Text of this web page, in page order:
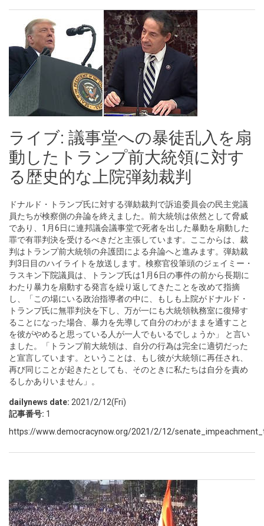
ライブ: 議事堂への暴徒乱入を扇
動したトランプ前大統領に対す
る歴史的な上院弾劾裁判
ドナルド・トランプ氏に対する弾劾裁判で訴追委員会の民主党議
員たちが検察側の弁論を終えました。前大統領は依然として脅威
であり、1月6日に連邦議会議事堂で死者を出した暴動を扇動した
罪で有罪判決を受けるべきだと主張しています。ここからは、裁
判はトランプ前大統領の弁護団による弁論へと進みます。弾劾裁
判3日目のハイライトを放送します。検察官役筆頭のジェイミー・
ラスキン下院議員は、トランプ氏は1月6日の事件の前から長期に
わたり暴力を扇動する発言を繰り返してきたことを改めて指摘
し、「この場にいる政治指導者の中に、もしも上院がドナルド・
トランプ氏に無罪判決を下し、万が一にも大統領執務室に復帰す
ることになった場合、暴力を先導して自分のわがままを通すこと
を彼がやめると思っている人が一人でもいるでしょうか」 と言い
ました。「トランプ前大統領は、自分の行為は完全に適切だった
と宣言しています。ということは、もし彼が大統領に再任され、
再び同じことが起きたとしても、そのときに私たちは自分を責め
るしかありいません」。
dailynews date: 2021/2/12(Fri)
記事番号: 1
https://www.democracynow.org/2021/2/12/